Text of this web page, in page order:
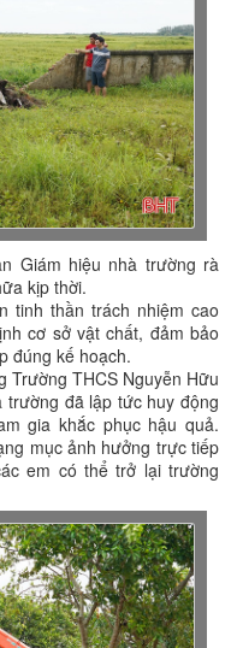
Giám hiệu nhà trường rà
kịp thời.
tinh thần trách nhiệm cao
cơ sở vật chất, đảm bảo
đúng kế hoạch.
Trường THCS Nguyễn Hữu
trường đã lập tức huy động
gia khắc phục hậu quả.
mục ảnh hưởng trực tiếp
em có thể trở lại trường